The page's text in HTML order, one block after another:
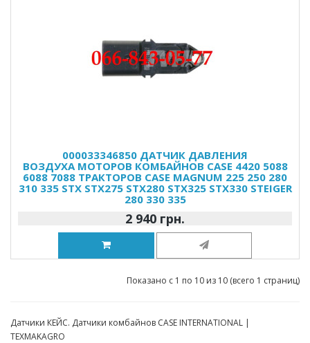
000033346850 ДАТЧИК ДАВЛЕНИЯ
ВОЗДУХА МОТОРОВ КОМБАЙНОВ CASE 4420 5088
6088 7088 ТРАКТОРОВ CASE MAGNUM 225 250 280
310 335 STX STX275 STX280 STX325 STX330 STEIGER
280 330 335
2 940 грн.
Показано с 1 по 10 из 10 (всего 1 страниц)
Датчики КЕЙС. Датчики комбайнов CASE INTERNATIONAL |
TEXMAKAGRO